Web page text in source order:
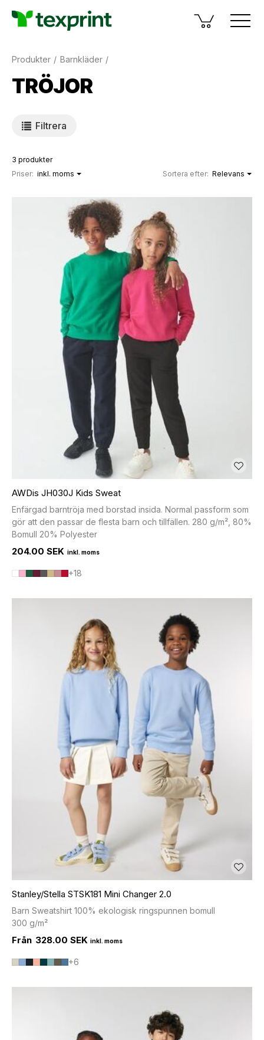
Produkter Barnkläder
TRÖJOR
Filtrera
3 produkter
Priser: inkl. moms Sortera efter: Relevans
AWDis JH030J Kids Sweat
Enfärgad barntröja med borstad insida. Normal passform som
gör att den passar de flesta barn och tillfällen. 280 g/m², 80%
Bomull 20% Polyester
204.00 SEK
+18
Stanley/Stella STSK181 Mini Changer 2.0
Barn Sweatshirt 100% ekologisk ringspunnen bomull
300 g/m²
328.00 SEK
+6